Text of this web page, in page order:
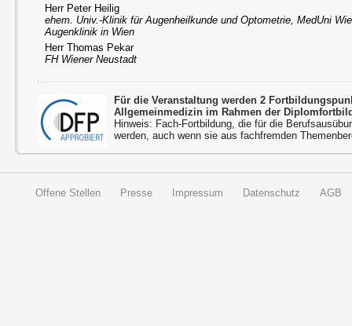
Herr Peter Heilig
ehem. Univ.-Klinik für Augenheilkunde und Optometrie, MedUni
Augenklinik in Wien
Herr Thomas Pekar
FH Wiener Neustadt
Für die Veranstaltung werden 2
Allgemeinmedizin im Rahmen der
Hinweis: Fach-Fortbildung, die für die
werden, auch wenn sie aus fachfremden
Offene Stellen Presse Impressum Datenschutz AGB